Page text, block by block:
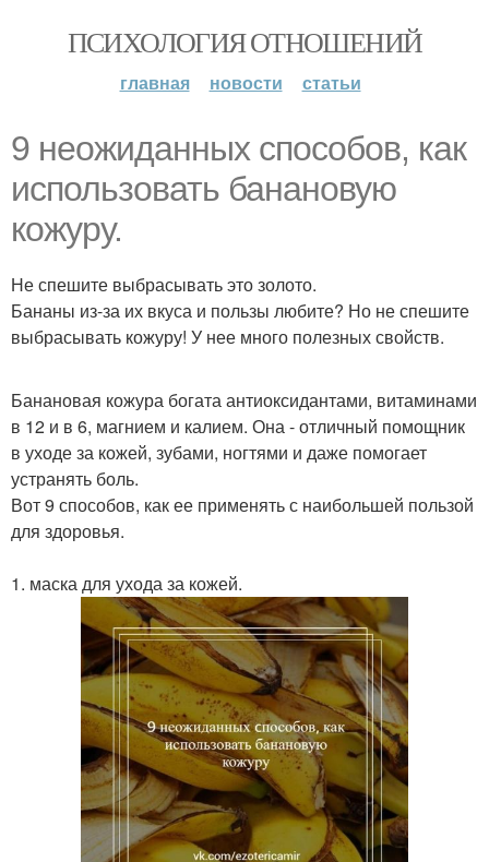
ПСИХОЛОГИЯ ОТНОШЕНИЙ
главная новости статьи
9 неожиданных cпособов, как
использовать банановую
кожуру.
Не спешите выбрасывать это золото.
Бананы из-за их вкуса и пользы любите? Но не спешите
выбрасывать кожуру! У нее много полезных свойств.
Банановая кожура богата антиоксидантами, витаминами
в 12 и в 6, магнием и калием. Она - отличный помощник
в уходе за кожей, зубами, ногтями и даже помогает
устранять боль.
Вот 9 способов, как ее применять с наибольшей пользой
для здоровья.
1. маска для ухода за кожей.